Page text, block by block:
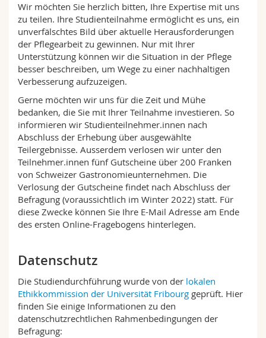
Wir möchten Sie herzlich bitten, Ihre Expertise mit uns
zu teilen. Ihre Studienteilnahme ermöglicht es uns, ein
unverfälschtes Bild über aktuelle Herausforderungen
der Pflegearbeit zu gewinnen. Nur mit Ihrer
Unterstützung können wir die Situation in der Pflege
besser beschreiben, um Wege zu einer nachhaltigen
Verbesserung aufzuzeigen.
Gerne möchten wir uns für die Zeit und Mühe
bedanken, die Sie mit Ihrer Teilnahme investieren. So
informieren wir Studienteilnehmer.innen nach
Abschluss der Erhebung über ausgewählte
Teilergebnisse. Ausserdem verlosen wir unter den
Teilnehmer.innen fünf Gutscheine über 200 Franken
von Schweizer Gastronomieunternehmen. Die
Verlosung der Gutscheine findet nach Abschluss der
Befragung (voraussichtlich im Winter 2022) statt. Für
diese Zwecke können Sie Ihre E-Mail Adresse am Ende
des ersten Online-Fragebogens hinterlegen.
Datenschutz
Die Studiendurchführung wurde von der lokalen
Ethikkommission der Universität Fribourg geprüft. Hier
finden Sie einige Informationen zu den
datenschutzrechtlichen Rahmenbedingungen der
Befragung: